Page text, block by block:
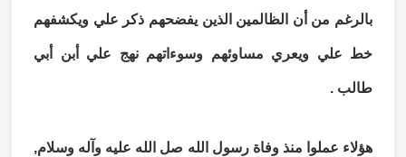
بالرغم من أن الظالمين الذين يفضحهم ذكر علي ويكشفهم
خط علي ويعري مساوئهم وسوءاتهم نهج علي أبن أبي
طالب .
هؤلاء عملوا منذ وفاة رسول الله صل الله عليه وآله وسلام,